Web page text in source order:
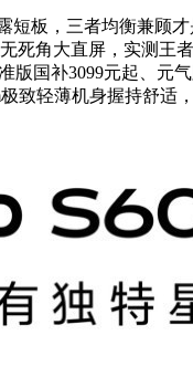
板，三者均衡兼顾
死角大直屏，实测王
国补3099元起、元
轻薄机身握持舒适